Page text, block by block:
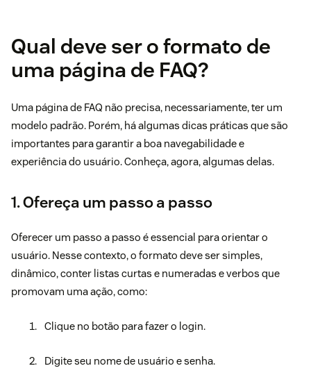
Qual deve ser o formato de
uma página de FAQ?
Uma página de FAQ não precisa, necessariamente, ter um
modelo padrão. Porém, há algumas dicas práticas que são
importantes para garantir a boa navegabilidade e
experiência do usuário. Conheça, agora, algumas delas.
1. Ofereça um passo a passo
Oferecer um passo a passo é essencial para orientar o
usuário. Nesse contexto, o formato deve ser simples,
dinâmico, conter listas curtas e numeradas e verbos que
promovam uma ação, como:
Clique no botão para fazer o login.
Digite seu nome de usuário e senha.